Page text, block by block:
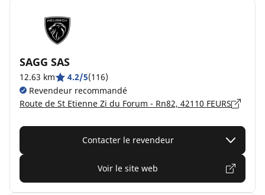
SAGG SAS
12.63 km 4.2/5(116)
Revendeur recommandé
Route de St Etienne Zi du Forum - Rn82, 42110 FEURS
Contacter le revendeur
Voir le site web